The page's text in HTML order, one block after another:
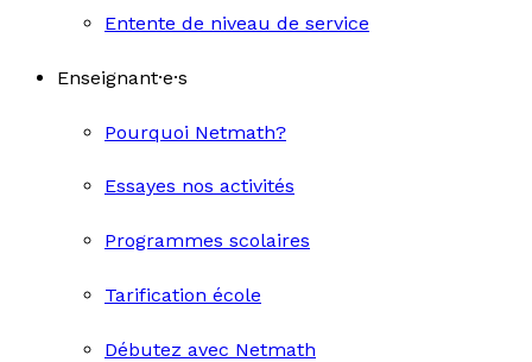
Entente de niveau de service
Enseignant·e·s
Pourquoi Netmath?
Essayes nos activités
Programmes scolaires
Tarification école
Débutez avec Netmath